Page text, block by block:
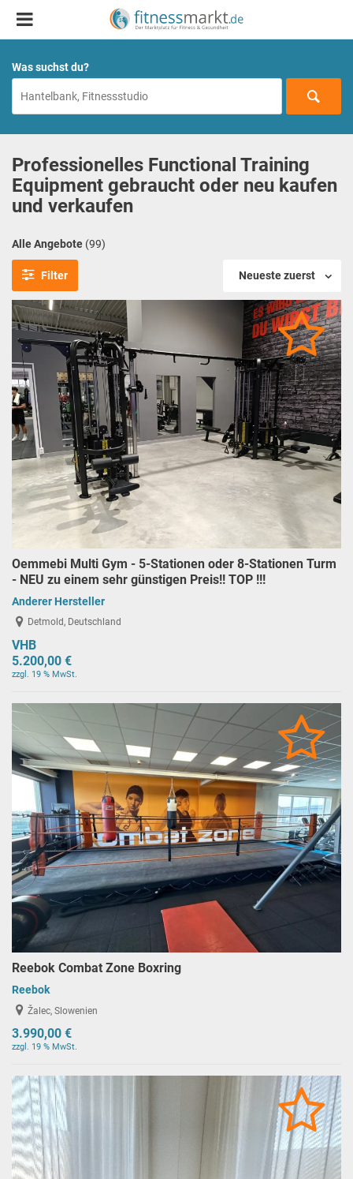
Was suchst du?
Professionelles Functional Training
Equipment gebraucht oder neu kaufen
und verkaufen
Alle Angebote (99)
Filter Neueste zuerst
Oemmebi Multi Gym - 5-Stationen oder 8-Stationen Turm
- NEU zu einem sehr günstigen Preis!! TOP !!!
Anderer Hersteller
Detmold, Deutschland
VHB
5.200,00 €
zzgl. 19 % MwSt.
Reebok Combat Zone Boxring
Reebok
Žalec, Slowenien
3.990,00 €
zzgl. 19 % MwSt.